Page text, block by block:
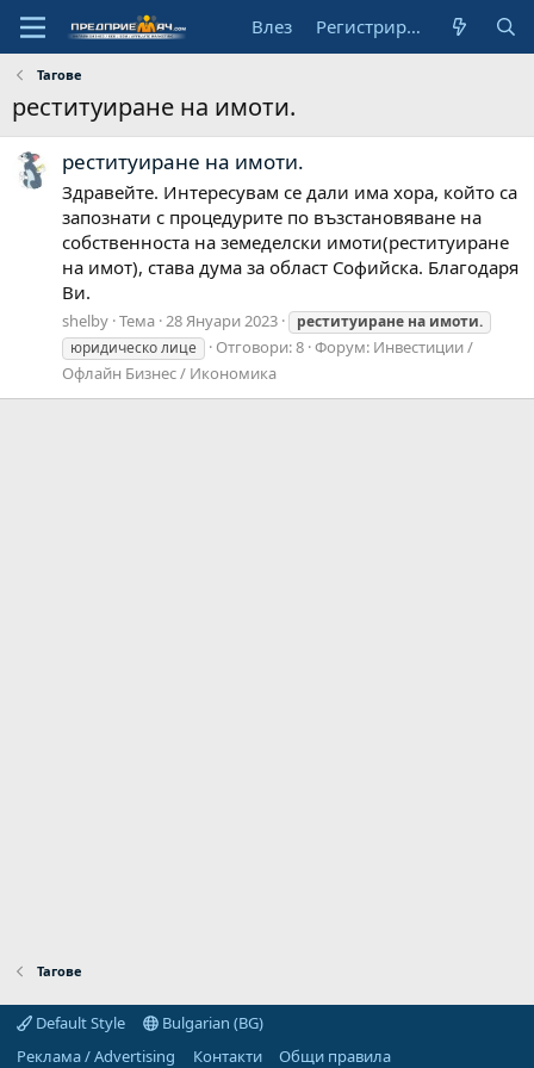
Влез Регистрирай се
Тагове
реституиране на имоти.
реституиране на имоти.
Здравейте. Интересувам се дали има хора, който са
запознати с процедурите по възстановяване на
собственноста на земеделски имоти(реституиране
на имот), става дума за област Софийска. Благодаря
Ви.
shelby Тема 28 Януари 2023 реституиране на имоти.
юридическо лице
Отговори: 8 Форум: Инвестиции /
Офлайн Бизнес / Икономика
Тагове
Default Style
Bulgarian (BG)
Реклама / Advertising
Контакти
Общи правила